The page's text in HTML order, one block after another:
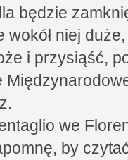
będzie
wokół niej
i przysiąść,
we
by